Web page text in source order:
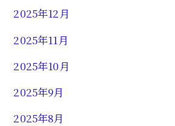
2025年12月
2025年11月
2025年10月
2025年9月
2025年8月